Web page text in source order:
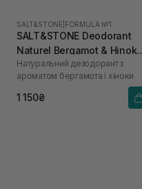
SALT&STONE FORMULA №1
SALT&STONE Deodorant
Naturel Bergamot & Hinoka
Formula №1 75 г
Натуральний дезодорант з
ароматом бергамота і хіноки
1 150₴